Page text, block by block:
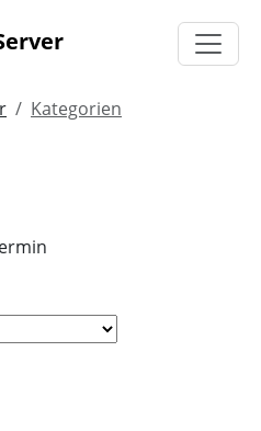
Kategorien